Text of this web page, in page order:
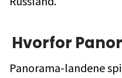
Hvorfor
Panorama-landene